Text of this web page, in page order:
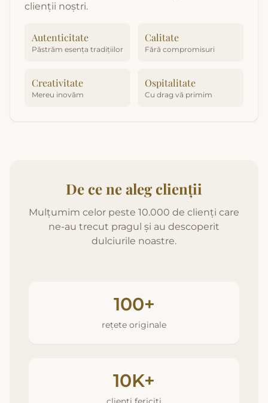
clienții noștri.
Autenticitate
Păstrăm esența tradițiilor
Calitate
Fără compromisuri
Creativitate
Mereu inovăm
Ospitalitate
Cu drag vă primim
De ce ne aleg clienții
Mulțumim celor peste 10.000 de clienți care
ne-au trecut pragul și au descoperit
dulciurile noastre.
100+
rețete originale
10K+